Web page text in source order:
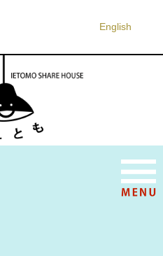
English